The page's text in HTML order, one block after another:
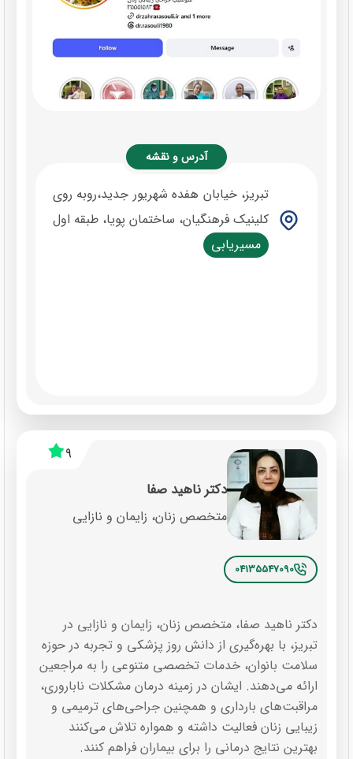
آدرس و نقشه
تبریز، خیابان هفده شهریور جدید،روبه روی
کلینیک فرهنگیان، ساختمان پویا، طبقه اول
مسیریابی
9
دکتر ناهید صفا
متخصص زنان، زایمان و نازایی
04135547090
دکتر ناهید صفا، متخصص زنان، زایمان و نازایی در
تبریز، با بهره‌گیری از دانش روز پزشکی و تجربه در حوزه
سلامت بانوان، خدمات تخصصی متنوعی را به مراجعین
ارائه می‌دهند. ایشان در زمینه درمان مشکلات ناباروری،
مراقبت‌های بارداری و همچنین جراحی‌های ترمیمی و
زیبایی زنان فعالیت داشته و همواره تلاش می‌کنند
بهترین نتایج درمانی را برای بیماران فراهم کنند.